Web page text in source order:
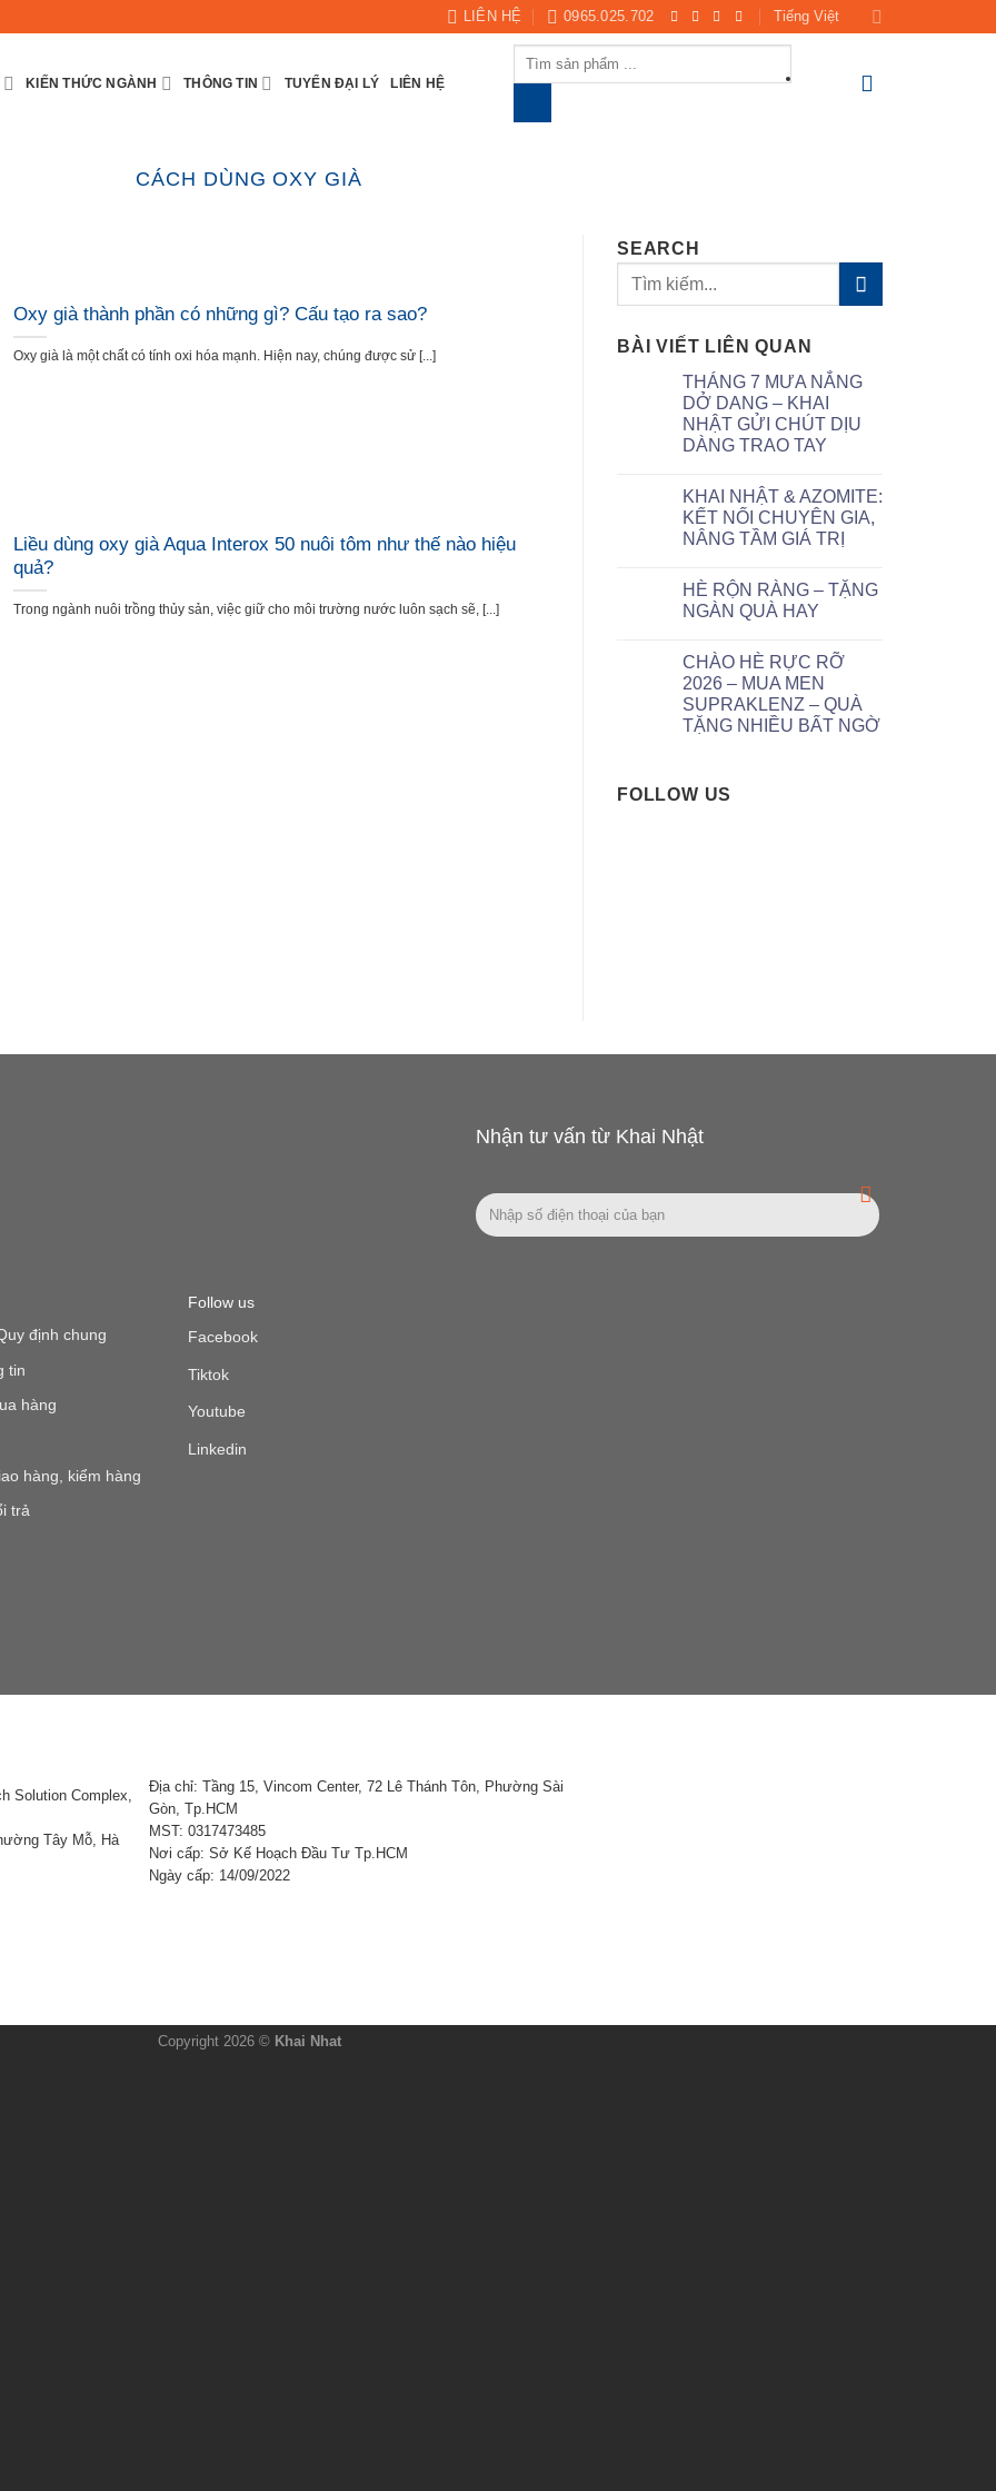
LIÊN HỆ 0965.025.702 Tiếng Việt
KIẾN THỨC NGÀNH THÔNG TIN TUYỂN ĐẠI LÝ LIÊN HỆ
CÁCH DÙNG OXY GIÀ
Oxy già thành phần có những gì? Cấu tạo ra sao?
Oxy già là một chất có tính oxi hóa mạnh. Hiện nay, chúng được sử [...]
Liều dùng oxy già Aqua Interox 50 nuôi tôm như thế nào hiệu
quả?
Trong ngành nuôi trồng thủy sản, việc giữ cho môi trường nước luôn sạch sẽ, [...]
SEARCH
BÀI VIẾT LIÊN QUAN
THÁNG 7 MƯA NẮNG
DỞ DANG – KHAI
NHẬT GỬI CHÚT DỊU
DÀNG TRAO TAY
KHAI NHẬT & AZOMITE:
KẾT NỐI CHUYÊN GIA,
NÂNG TẦM GIÁ TRỊ
HÈ RỘN RÀNG – TẶNG
NGÀN QUÀ HAY
CHÀO HÈ RỰC RỠ
2026 – MUA MEN
SUPRAKLENZ – QUÀ
TẶNG NHIỀU BẤT NGỜ
FOLLOW US
định chung
tin
hàng
hàng, kiểm hàng
trả
Follow us
Facebook
Tiktok
Youtube
Linkedin
Nhận tư vấn từ Khai Nhật
Solution Complex,
Tây Mỗ, Hà
Địa chỉ: Tầng 15, Vincom Center, 72 Lê Thánh Tôn, Phường Sài
Gòn, Tp.HCM
MST: 0317473485
Nơi cấp: Sở Kế Hoạch Đầu Tư Tp.HCM
Ngày cấp: 14/09/2022
Copyright 2026 © Khai Nhat